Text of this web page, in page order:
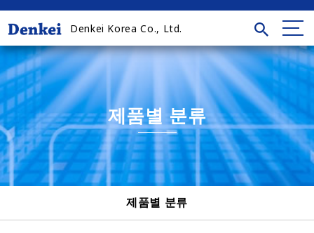
Denkei Korea Co., Ltd.
제품별 분류
제품별 분류